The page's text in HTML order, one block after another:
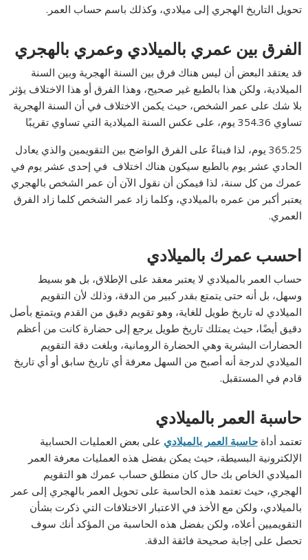
تحويل التاريخ الهجري إلى ميلادي، وكذلك باسم حساب العمر.
الفرق بين عمري بالميلادي وعمري بالهجري
قد يعتقد البعض أن ليس هناك فرق بين السنة الهجرية وبين السنة
الميلادية، ولكن هذا بالطبع غير صحيح، وهذا الفرق أو هذا الاختلاف يؤثر
بلا شك على عمر الشخص، حيث يكمن الاختلاف في أن السنة الهجرية
تساوي 354.36 يوم، على عكس السنة الميلادية التي تساوي تقريبًا
365.25 يوم، لذا فبناءً على الفرق الواضح بين التقويمين والذي يعادل
الحادي عشر يوم بالطبع سيكون هناك اختلاف في إحدى عشر يوم في
عمرك من كل سنة، لذا فيمكن أن نقول الآن أن عمر الشخص بالهجري
يعتبر أكبر من عمره بالميلادي، وكلما زاد عمر الشخص كلما زاد الفرق
العمري.
احسب عمرك بالميلادي
حساب العمر بالميلادي لا يعتبر معقد على الإطلاق، بل هو بسيط
وسهل، بل أنه حتى يتمتع بقدر كبير من الدقة، وذلك لأن التقويم
الميلادي له تاريخ طويل للغاية، وهو تقويم دقيق من القدم ويتمتع بأصل
دقيق أيضًا، حيث يمتلك تاريخ طويل يرجع إلى حضارة كانت من أعظم
الحضارات البشرية وهي الحضارة الرومانية، وبلغت دقة التقويم
الميلادي لدرجة أنه أصبح من السهل معرفة أي تاريخ سابق أو أي تاريخ
قادم في المستقبل.
حاسبة العمر بالميلادي
تعتمد أداةحاسبة العمر بالميلادي على بعض العمليات الحسابية
الإلكترونية البسيطة، حيث يمكن بفضل هذه العمليات معرفة العمر
الميلادي الخاص بك حال كان منطلق حساب عمرك هو التقويم
الهجري، حيث تعتمد هذه الحاسبة على تحويل العمر بالهجري إلى عمر
بالميلادي، ولكن مع الأخذ في الاعتبار الاختلافات التي ذكرت بشأن
التقويميين أعلاه، ولكن بفضل هذه الحاسبة من المؤكد أنك سوف
تحصل على إجابة صحيحة فائقة الدقة.